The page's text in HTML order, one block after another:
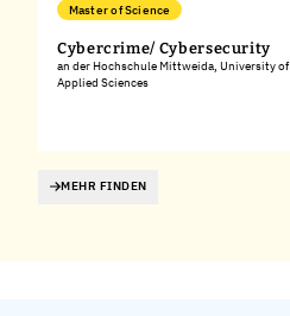
Master of Science
Cybercrime/ Cybersecurity
an der Hochschule Mittweida, University of
Applied Sciences
MEHR FINDEN